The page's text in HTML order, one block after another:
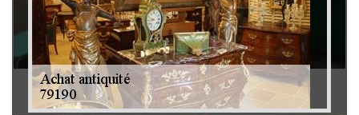
Débarras de grenier et cave 79